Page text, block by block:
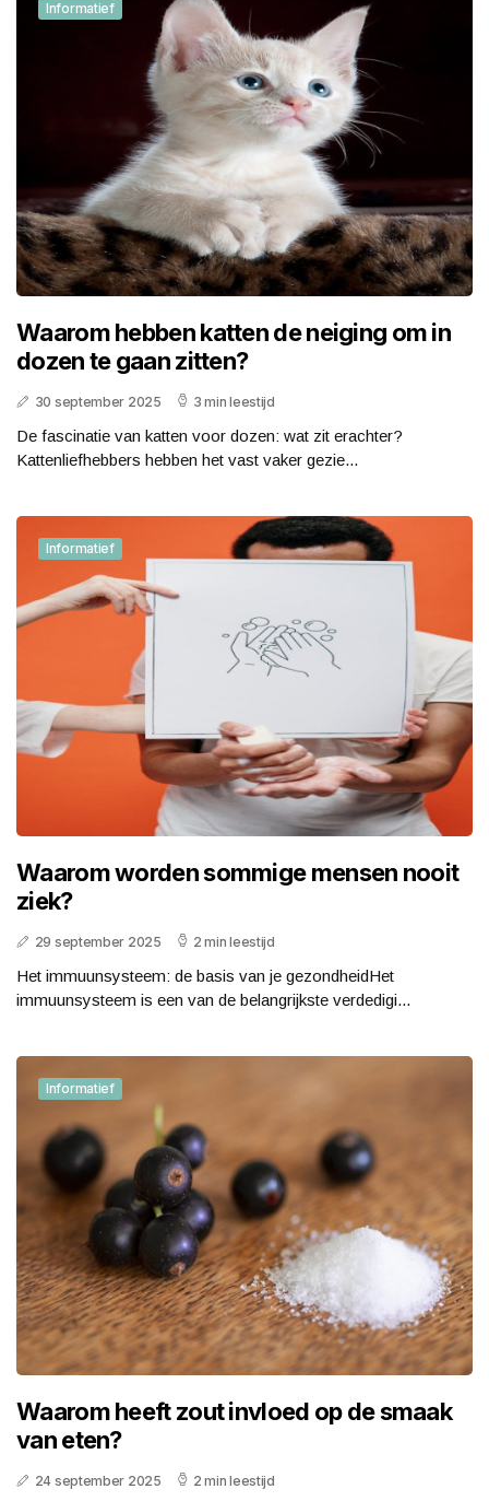
Informatief
Waarom hebben katten de neiging om in
dozen te gaan zitten?
30 september 2025 3 min leestijd
De fascinatie van katten voor dozen: wat zit erachter?
Kattenliefhebbers hebben het vast vaker gezie...
Informatief
Waarom worden sommige mensen nooit
ziek?
29 september 2025 2 min leestijd
Het immuunsysteem: de basis van je gezondheidHet
immuunsysteem is een van de belangrijkste verdedigi...
Informatief
Waarom heeft zout invloed op de smaak
van eten?
24 september 2025 2 min leestijd